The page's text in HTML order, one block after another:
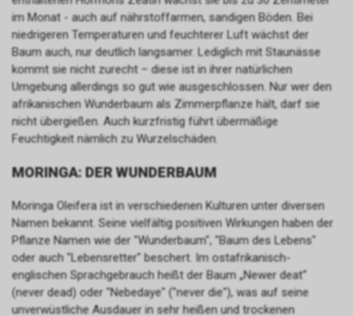
im Monat - auch auf nährstoffarmen, sandigen Böden. Bei
niedrigeren Temperaturen und feuchterer Luft wächst der
Baum auch, nur deutlich langsamer. Lediglich mit Staunässe
kommt sie nicht zurecht – diese ist in ihrer natürlichen
Umgebung allerdings so gut wie ausgeschlossen. Nur wer den
afrikanischen Wunderbaum als Zimmerpflanze hält, darf sie
nicht übergießen. Auch kurzfristig führt übermäßige
Feuchtigkeit nämlich zu Wurzelschäden.
MORINGA: DER WUNDERBAUM
Moringa Oleifera ist in verschiedenen Kulturen unter diversen
Namen bekannt. Seine vielfältig positiven Wirkungen haben der
Pflanze Namen wie der "Wunderbaum", "Baum des Lebens"
oder auch "Lebensretter" beschert. Im ostafrikanisch-
englischen Sprachgebrauch heißt der Baum „Newer deat“
(never dead) oder "Nebedaye" ("never die"), was auf seine
unverwüstliche Ausdauer in sehr heißen und trockenen